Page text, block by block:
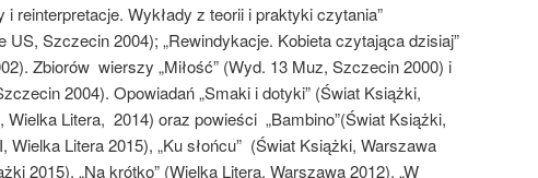
i reinterpretacje. Wykłady z teorii i praktyki czytania”
US, Szczecin 2004); „Rewindykacje. Kobieta czytająca dzisiaj”
Zbiorów wierszy „Miłość” (Wyd. 13 Muz, Szczecin 2000) i
2004). Opowiadań „Smaki i dotyki” (Świat Książki,
Wielka Litera, 2014) oraz powieści „Bambino”(Świat Książki,
Wielka Litera 2015), „Ku słońcu” (Świat Książki, Warszawa
2015), „Na krótko” (Wielka Litera, Warszawa 2012), „W